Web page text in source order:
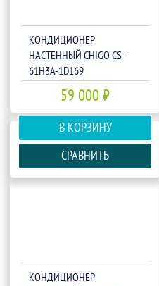
КОНДИЦИОНЕР
НАСТЕННЫЙ CHIGO CS-
61H3A-1D169
59 000 ₽
В КОРЗИНУ
СРАВНИТЬ
КОНДИЦИОНЕР